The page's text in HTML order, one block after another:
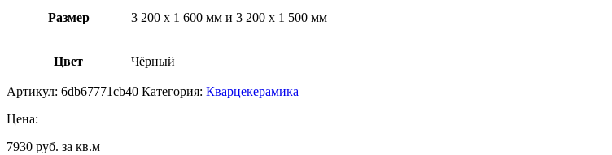
Размер 3 200 x 1 600 мм и 3 200 x 1 500 мм
Цвет Чёрный
Артикул: 6db67771cb40 Категория: Кварцекерамика
Цена:
7930 руб. за кв.м